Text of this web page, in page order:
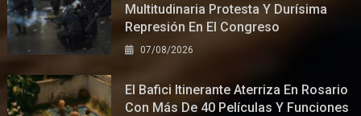
Multitudinaria Protesta Y Durísima
Represión En El Congreso
07/08/2026
El Bafici Itinerante Aterriza En Rosario
Con Más De 40 Películas Y Funciones